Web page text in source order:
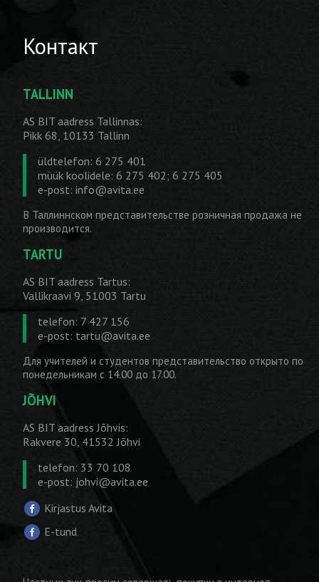
Контакт
TALLINN
AS BIT aadress Tallinnas:
Pikk 68, 10133 Tallinn
üldtelefon: 6 275 401
müük koolidele: 6 275 402; 6 275 405
e-post: info@avita.ee
В Таллиннском представительстве розничная продажа не
производится.
TARTU
AS BIT aadress Tartus:
Vallikraavi 9, 51003 Tartu
telefon: 7 427 156
e-post: tartu@avita.ee
Для учителей и студентов представительство открыто по
понедельникам с 14.00 до 17.00.
JÕHVI
AS BIT aadress Jõhvis:
Rakvere 30, 41532 Jõhvi
telefon: 33 70 108
e-post: johvi@avita.ee
Kirjastus Avita
E-tund